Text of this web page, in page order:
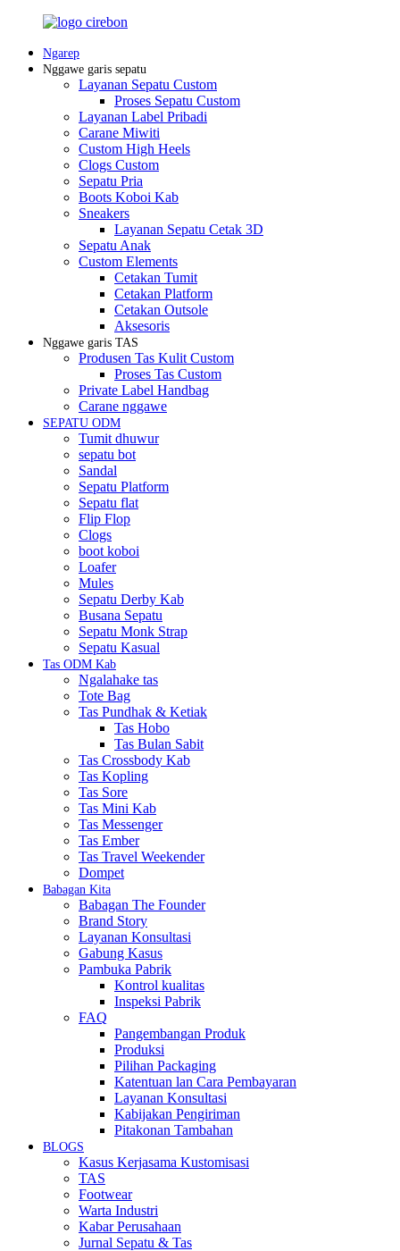
Ngarep
Nggawe garis sepatu
Layanan Sepatu Custom
Proses Sepatu Custom
Layanan Label Pribadi
Carane Miwiti
Custom High Heels
Clogs Custom
Sepatu Pria
Boots Koboi Kab
Sneakers
Layanan Sepatu Cetak 3D
Sepatu Anak
Custom Elements
Cetakan Tumit
Cetakan Platform
Cetakan Outsole
Aksesoris
Nggawe garis TAS
Produsen Tas Kulit Custom
Proses Tas Custom
Private Label Handbag
Carane nggawe
SEPATU ODM
Tumit dhuwur
sepatu bot
Sandal
Sepatu Platform
Sepatu flat
Flip Flop
Clogs
boot koboi
Loafer
Mules
Sepatu Derby Kab
Busana Sepatu
Sepatu Monk Strap
Sepatu Kasual
Tas ODM Kab
Ngalahake tas
Tote Bag
Tas Pundhak & Ketiak
Tas Hobo
Tas Bulan Sabit
Tas Crossbody Kab
Tas Kopling
Tas Sore
Tas Mini Kab
Tas Messenger
Tas Ember
Tas Travel Weekender
Dompet
Babagan Kita
Babagan The Founder
Brand Story
Layanan Konsultasi
Gabung Kasus
Pambuka Pabrik
Kontrol kualitas
Inspeksi Pabrik
FAQ
Pangembangan Produk
Produksi
Pilihan Packaging
Katentuan lan Cara Pembayaran
Layanan Konsultasi
Kabijakan Pengiriman
Pitakonan Tambahan
BLOGS
Kasus Kerjasama Kustomisasi
TAS
Footwear
Warta Industri
Kabar Perusahaan
Jurnal Sepatu & Tas